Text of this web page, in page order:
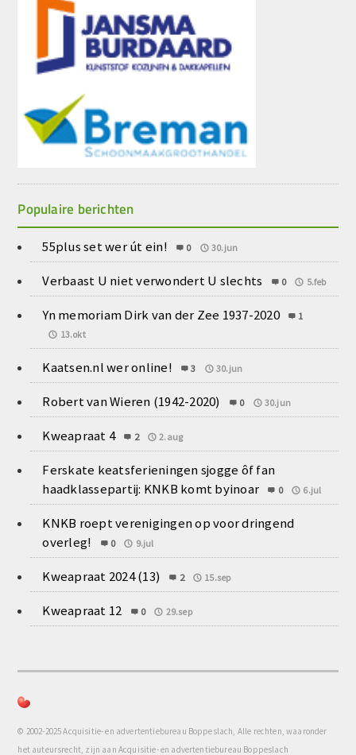
Populaire berichten
55plus set wer út ein! 0 30.jun
Verbaast U niet verwondert U slechts 0 5.feb
Yn memoriam Dirk van der Zee 1937-2020
1
13.okt
Kaatsen.nl wer online! 3 30.jun
Robert van Wieren (1942-2020) 0 30.jun
Kweapraat 4 2 2.aug
Ferskate keatsferieningen sjogge ôf fan
haadklassepartij: KNKB komt byinoar
0 6.jul
KNKB roept verenigingen op voor dringend
overleg!
0 9.jul
Kweapraat 2024 (13) 2 15.sep
Kweapraat 12 0 29.sep
© 2002-2025 Acquisitie- en advertentiebureau Boppeslach, Alle rechten, waaronder
het auteursrecht, zijn aan Acquisitie- en advertentiebureau Boppeslach